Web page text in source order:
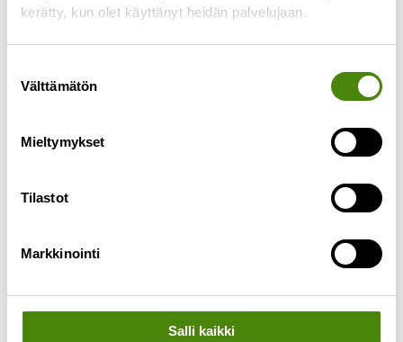
kerätty, kun olet käyttänyt heidän palvelujaan.
valinta
Välttämätön
Mieltymykset
Tilastot
Markkinointi
Salli kaikki
Kuntien omistama jätehuoltoyhtiö Vestia Oy ja
Raahen kaupunki aloittavat osakkuusneuvottelut,
Raahen kaupungin jätehuollon ja Raahe